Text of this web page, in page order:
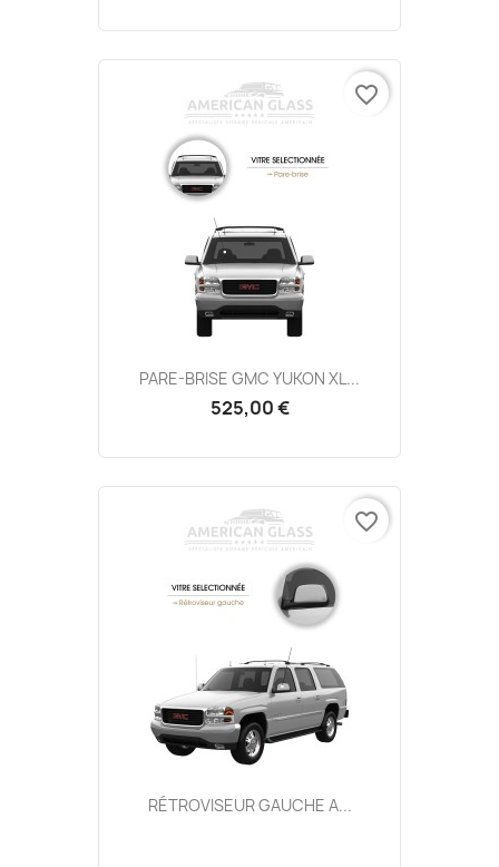
PARE-BRISE GMC YUKON XL...
525,00 €
favorite_border
RÉTROVISEUR GAUCHE A...
favorite_border